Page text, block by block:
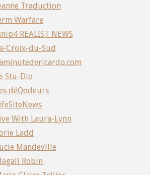
Traduction
Warfare
REALIST NEWS
Croix-du-Sud
Stu-Dio
déQodeurs
With Laura-Lynn
Ladd
Mandeville
Robin